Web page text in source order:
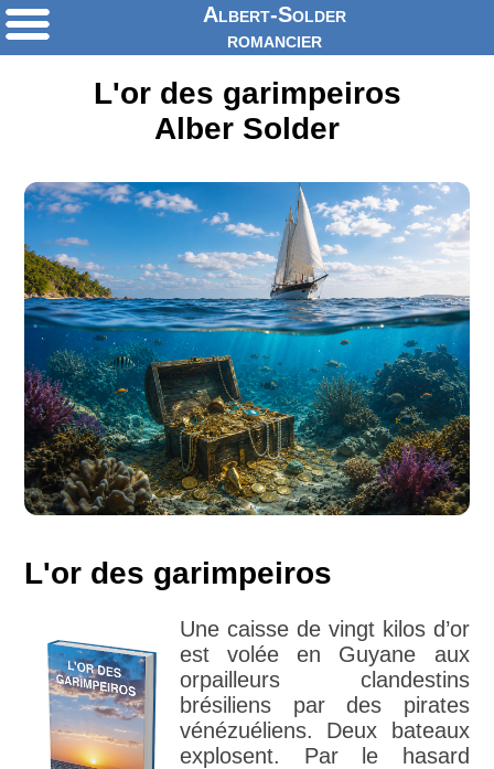
Albert-Solder
romancier
L'or des garimpeiros
Alber Solder
L'or des garimpeiros
Une caisse de vingt kilos d’or
est volée en Guyane aux
orpailleurs clandestins
brésiliens par des pirates
vénézuéliens. Deux bateaux
explosent. Par le hasard